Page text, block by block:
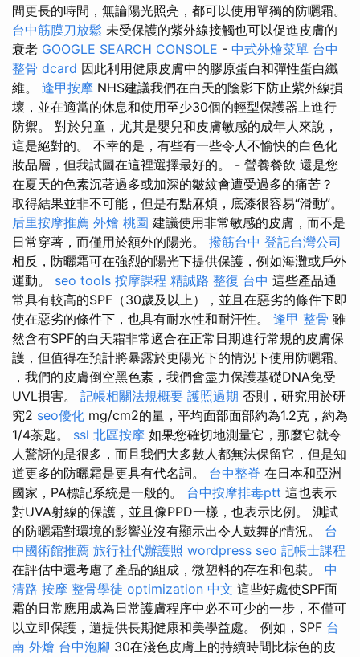
間更長的時間，無論陽光照亮，都可以使用單獨的防曬霜。
台中筋膜刀放鬆 未受保護的紫外線接觸也可以促進皮膚的
衰老 GOOGLE SEARCH CONSOLE - 中式外燴菜單 台中
整骨 dcard 因此利用健康皮膚中的膠原蛋白和彈性蛋白纖
維。 逢甲按摩 NHS建議我們在白天的陰影下防止紫外線損
壞，並在適當的休息和使用至少30個的輕型保護器上進行
防禦。 對於兒童，尤其是嬰兒和皮膚敏感的成年人來說，
這是絕對的。 不幸的是，有些有一些令人不愉快的白色化
妝品層，但我試圖在這裡選擇最好的。 - 營養餐飲 還是您
在夏天的色素沉著過多或加深的皺紋會遭受過多的痛苦？
取得結果並非不可能，但是有點麻煩，底漆很容易“滑動”。
后里按摩推薦 外燴 桃園 建議使用非常敏感的皮膚，而不是
日常穿著，而僅用於額外的陽光。 撥筋台中 登記台灣公司
相反，防曬霜可在強烈的陽光下提供保護，例如海灘或戶外
運動。 seo tools 按摩課程 精誠路 整復 台中 這些產品通
常具有較高的SPF（30歲及以上），並且在惡劣的條件下即
使在惡劣的條件下，也具有耐水性和耐汗性。 逢甲 整骨 雖
然含有SPF的白天霜非常適合在正常日期進行常規的皮膚保
護，但值得在預計將暴露於更陽光下的情況下使用防曬霜。
，我們的皮膚倒空黑色素，我們會盡力保護基礎DNA免受
UVL損害。 記帳相關法規概要 護照過期 否則，研究用於研
究2 seo優化 mg/cm2的量，平均面部面部約為1.2克，約為
1/4茶匙。 ssl 北區按摩 如果您確切地測量它，那麼它就令
人驚訝的是很多，而且我們大多數人都無法保留它，但是知
道更多的防曬霜是更具有代名詞。 台中整脊 在日本和亞洲
國家，PA標記系統是一般的。 台中按摩排毒ptt 這也表示
對UVA射線的保護，並且像PPD一樣，也表示比例。 測試
的防曬霜對環境的影響並沒有顯示出令人鼓舞的情況。 台
中國術館推薦 旅行社代辦護照 wordpress seo 記帳士課程
在評估中還考慮了產品的組成，微塑料的存在和包裝。 中
清路 按摩 整骨學徒 optimization 中文 這些好處使SPF面
霜的日常應用成為日常護膚程序中必不可少的一步，不僅可
以立即保護，還提供長期健康和美學益處。 例如，SPF 台
南 外燴 台中泡腳 30在淺色皮膚上的持續時間比棕色的皮